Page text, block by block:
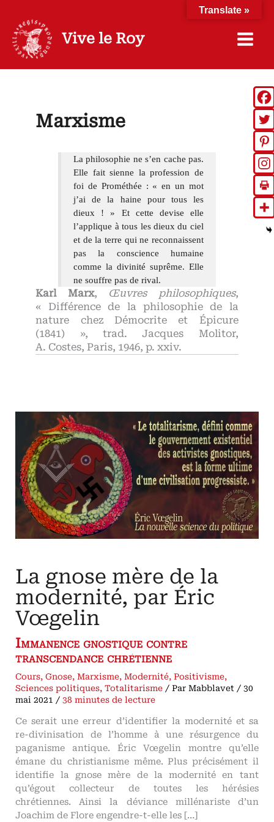
contenu
Vive le Roy
Marxisme
La philosophie ne s’en cache pas.
Elle fait sienne la profession de
foi de Prométhée : « en un mot
j’ai de la haine pour tous les
dieux ! » Et cette devise elle
l’applique à tous les dieux du ciel
et de la terre qui ne reconnaissent
pas la conscience humaine
comme la divinité suprême. Elle
ne souffre pas de rival.
Karl Marx, Œuvres philosophiques,
« Différence de la philosophie de la
nature chez Démocrite et Épicure
(1841) », trad. Jacques Molitor,
A. Costes, Paris, 1946, p. xxiv.
La gnose mère de la
modernité, par Éric
Vœgelin
Immanence gnostique contre
transcendance chrétienne
Cours,Gnose,Marxisme,Modernité,Positivisme,
Sciences politiques,Totalitarisme / ParMabblavet /30
mai 2021 /38 minutes de lecture
Ce serait une erreur d’identifier la modernité et sa
re-divinisation de l’homme à une résurgence du
paganisme antique. Éric Vœgelin montre qu’elle
émane du christianisme même. Plus précisément il
identifie la gnose mère de la modernité en tant
qu’égout collecteur de toutes les hérésies
chrétiennes. Ainsi la déviance millénariste d’un
Joachim de Flore engendre-t-elle les […]
Translate »